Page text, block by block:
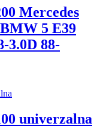
Mercedes
5 E39
3.0D 88-
univerzalna